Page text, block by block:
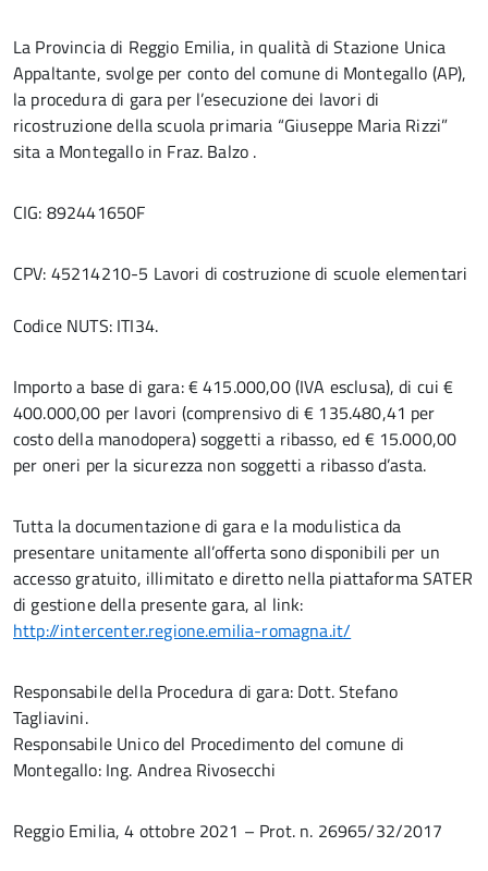
La Provincia di Reggio Emilia, in qualità di Stazione Unica
Appaltante, svolge per conto del comune di Montegallo (AP),
la procedura di gara per l’esecuzione dei lavori di
ricostruzione della scuola primaria “Giuseppe Maria Rizzi”
sita a Montegallo in Fraz. Balzo .
CIG: 892441650F
CPV: 45214210-5 Lavori di costruzione di scuole elementari
Codice NUTS: ITI34.
Importo a base di gara: € 415.000,00 (IVA esclusa), di cui €
400.000,00 per lavori (comprensivo di € 135.480,41 per
costo della manodopera) soggetti a ribasso, ed € 15.000,00
per oneri per la sicurezza non soggetti a ribasso d’asta.
Tutta la documentazione di gara e la modulistica da
presentare unitamente all’offerta sono disponibili per un
accesso gratuito, illimitato e diretto nella piattaforma SATER
di gestione della presente gara, al link:
http://intercenter.regione.emilia-romagna.it/
Responsabile della Procedura di gara: Dott. Stefano
Tagliavini.
Responsabile Unico del Procedimento del comune di
Montegallo: Ing. Andrea Rivosecchi
Reggio Emilia, 4 ottobre 2021 – Prot. n. 26965/32/2017